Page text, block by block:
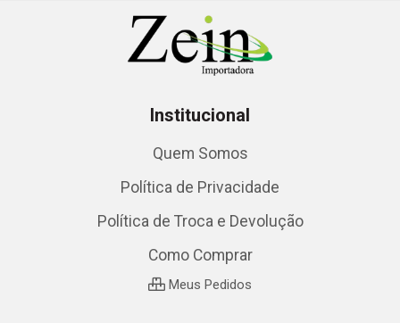
Institucional
Quem Somos
Política de Privacidade
Política de Troca e Devolução
Como Comprar
Meus Pedidos